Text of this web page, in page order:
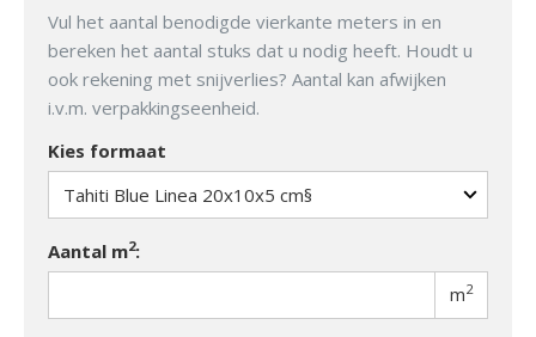
Vul het aantal benodigde vierkante meters in en
bereken het aantal stuks dat u nodig heeft. Houdt u
ook rekening met snijverlies? Aantal kan afwijken
i.v.m. verpakkingseenheid.
Kies formaat
Aantal m2:
m2